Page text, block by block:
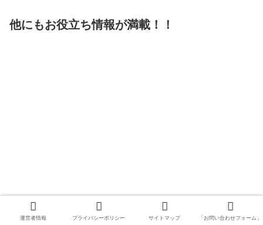
他にもお役立ち情報が満載！！
運営者情報 プライバシーポリシー サイトマップ 「お問い合わせフォーム」